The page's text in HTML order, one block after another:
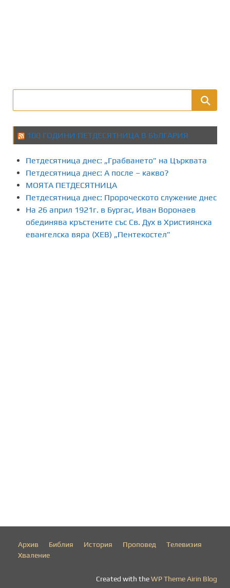
100 ГОДИНИ ПЕТДЕСЯТНИЦА В БЪЛГАРИЯ
Петдесятница днес: „Грабването” на Църквата
Петдесятница днес: А после – какво?
МОЯТА ПЕТДЕСЯТНИЦА
Петдесятница днес: Пророческото служение днес
На 26 април 1921г. в Бургас, Иван Воронаев
обединява кръстените със Св. Дух в Християнска
евангелска вяра (ХЕВ) „Пентекостел”
Архив Библия История Проповед
Телевизия
Хваление
Created with theWP Theme Airin Blog